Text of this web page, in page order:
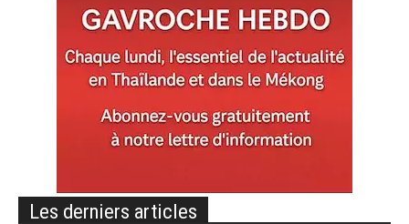
Les derniers articles